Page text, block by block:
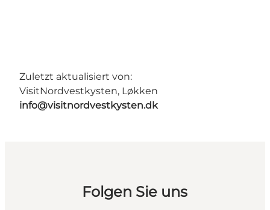
Zuletzt aktualisiert von:
VisitNordvestkysten, Løkken
info@visitnordvestkysten.dk
Folgen Sie uns